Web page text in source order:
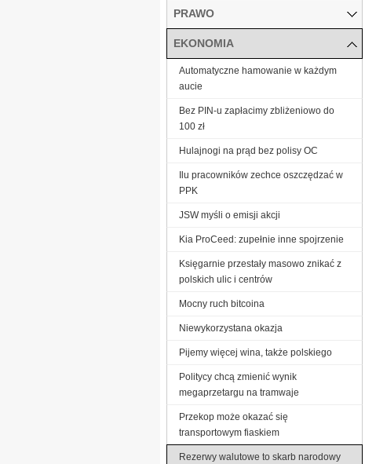
PRAWO
EKONOMIA
Automatyczne hamowanie w każdym
aucie
Bez PIN-u zapłacimy zbliżeniowo do
100 zł
Hulajnogi na prąd bez polisy OC
Ilu pracowników zechce oszczędzać w
PPK
JSW myśli o emisji akcji
Kia ProCeed: zupełnie inne spojrzenie
Księgarnie przestały masowo znikać z
polskich ulic i centrów
Mocny ruch bitcoina
Niewykorzystana okazja
Pijemy więcej wina, także polskiego
Politycy chcą zmienić wynik
megaprzetargu na tramwaje
Przekop może okazać się
transportowym fiaskiem
Rezerwy walutowe to skarb narodowy